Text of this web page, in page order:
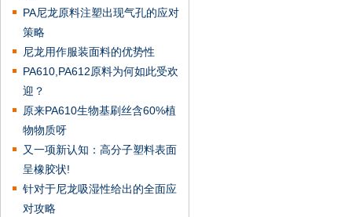
PA尼龙原料注塑出现气孔的应对
策略
尼龙用作服装面料的优势性
PA610,PA612原料为何如此受欢
迎？
原来PA610生物基刷丝含60%植
物物质呀
又一项新认知：高分子塑料表面
呈橡胶状!
针对于尼龙吸湿性给出的全面应
对攻略